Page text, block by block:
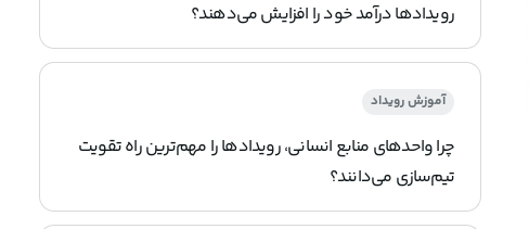
رویدادها درآمد خود را افزایش می‌دهند؟
آموزش رویداد
چرا واحدهای منابع انسانی، رویدادها را مهم‌ترین راه تقویت
تیم‌سازی می‌دانند؟